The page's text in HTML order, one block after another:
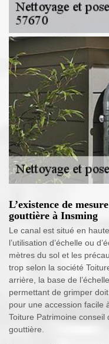
L’existence de
gouttière à Insming
Le canal est situé en
l’utilisation d’échelle ou
mètres du sol et les
trop selon la société
arrière, la base de
permettant de grimper
pour une accession facile
Toiture Patrimoine
gouttière.